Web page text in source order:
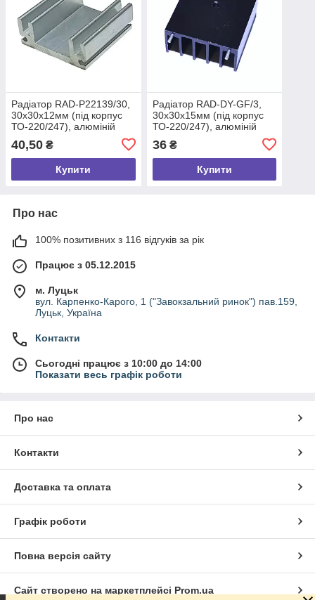
Радіатор RAD-P22139/30,
30х30х12мм (під корпус
ТО-220/247), алюміній
40,50 ₴
Купити
Радіатор RAD-DY-GF/3,
30х30х15мм (під корпус
ТО-220/247), алюміній
36₴
Купити
Про нас
100% позитивних з 116 відгуків за рік
Працює з 05.12.2015
м. Луцьк
вул. Карпенко-Карого, 1 ("Завокзальний ринок") пав.159,
Луцьк, Україна
Контакти
Сьогодні працює з 10:00 до 14:00
Показати весь графік роботи
Про нас
Контакти
Доставка та оплата
Графік роботи
Повна версія сайту
Сайт створено на маркетплейсі Prom.ua